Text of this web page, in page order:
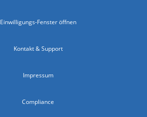
Einwilligungs-Fenster öffnen
Kontakt & Support
Impressum
Compliance